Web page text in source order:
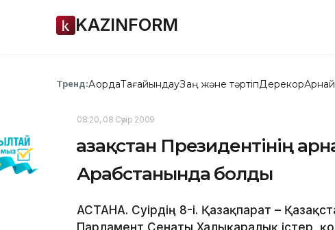
KAZINFORM
Тренд:АқордаТағайындауЗаң және тәртіпДерекқор
08:20, 08 Сәуір 2009
Қазақстан Президентінің
Арабстанында болды
АСТАНА. Сәуірдің 8-і. Қазақпарат –
Парламент Сенаты Халықаралық істер,